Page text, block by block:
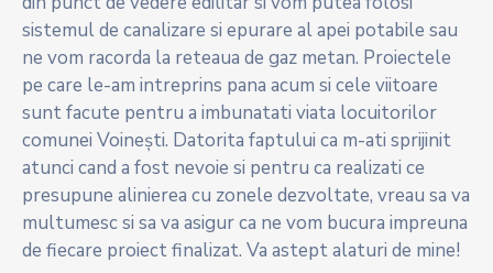
sistemul de canalizare si epurare al apei potabile sau
ne vom racorda la reteaua de gaz metan. Proiectele
pe care le-am intreprins pana acum si cele viitoare
sunt facute pentru a imbunatati viata locuitorilor
comunei Voinești. Datorita faptului ca m-ati sprijinit
atunci cand a fost nevoie si pentru ca realizati ce
presupune alinierea cu zonele dezvoltate, vreau sa va
multumesc si sa va asigur ca ne vom bucura impreuna
de fiecare proiect finalizat. Va astept alaturi de mine!